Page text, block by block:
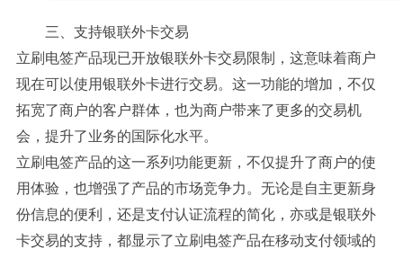
三、支持银联外卡交易
立刷电签产品现已开放银联外卡交易限制，这意味着商户
现在可以使用银联外卡进行交易。这一功能的增加，不仅
拓宽了商户的客户群体，也为商户带来了更多的交易机
会，提升了业务的国际化水平。
立刷电签产品的这一系列功能更新，不仅提升了商户的使
用体验，也增强了产品的市场竞争力。无论是自主更新身
份信息的便利，还是支付认证流程的简化，亦或是银联外
卡交易的支持，都显示了立刷电签产品在移动支付领域的